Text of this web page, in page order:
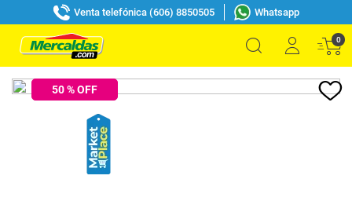
Venta telefónica (606) 8850505 Whatsapp
0
50% OFF